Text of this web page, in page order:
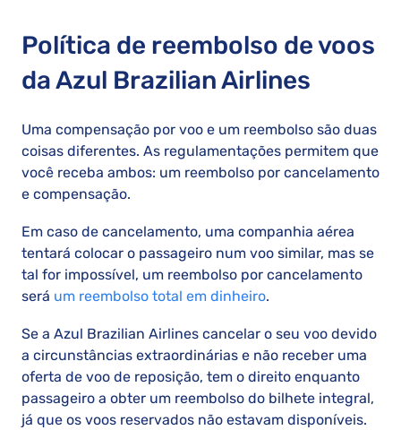
Política de reembolso de voos
da Azul Brazilian Airlines
Uma compensação por voo e um reembolso são duas
coisas diferentes. As regulamentações permitem que
você receba ambos: um reembolso por cancelamento
e compensação.
Em caso de cancelamento, uma companhia aérea
tentará colocar o passageiro num voo similar, mas se
tal for impossível, um reembolso por cancelamento
será um reembolso total em dinheiro.
Se a Azul Brazilian Airlines cancelar o seu voo devido
a circunstâncias extraordinárias e não receber uma
oferta de voo de reposição, tem o direito enquanto
passageiro a obter um reembolso do bilhete integral,
já que os voos reservados não estavam disponíveis.